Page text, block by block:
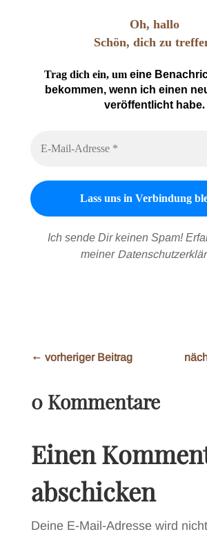
Oh, hallo
Schön, dich zu
Trag dich ein, umeine
bekommen, wenn ich einen
veröffentlicht habe.
Ich sende Dir keinen Spam!
meiner
← vorheriger Beitrag
0 Kommentare
Einen
abschicken
Deine E-Mail-Adresse wird nicht